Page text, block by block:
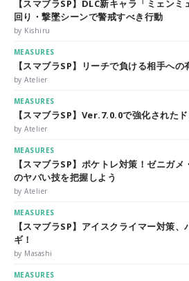
【スマブラSP】DLC新キャラ「ミェン
回り・撃墜シーンで警戒すべき行動
by Kishiru
MEASURES
【スマブラSP】リーチで負ける相手への
by Atelier
MEASURES
【スマブラSP】Ver.7.0.0で強化された
by Atelier
MEASURES
【スマブラSP】ポケトレ対策！ゼニガ
のヤバい技を把握しよう
by Atelier
MEASURES
【スマブラSP】アイスクライマー対策
ギ！
by Masashi
MEASURES